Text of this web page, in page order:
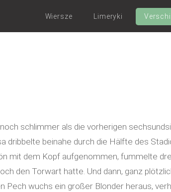
Wiersze Limeryki
schlimmer als die vorherigen
dribbelte beinahe durch die Hälfte des
mit dem Kopf aufgenommen, fummelte
den Torwart hatte. Und dann, ganz
Pech wuchs ein großer Blonder heraus,